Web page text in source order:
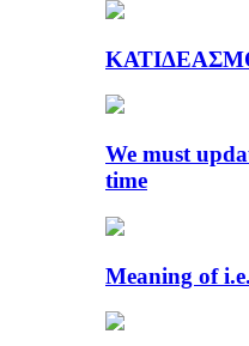
We must
time
Meaning of